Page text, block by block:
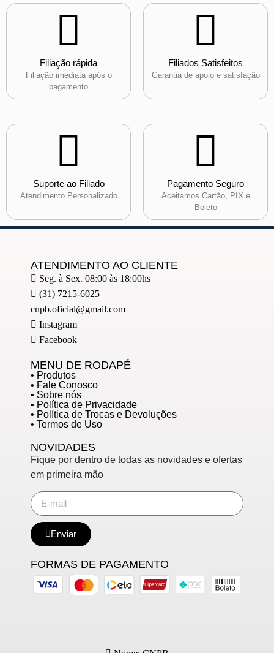
Filiação rápida
Filiação imediata após o
pagamento
Filiados Satisfeitos
Garantia de apoio e satisfação
Suporte ao Filiado
Atendimento Personalizado
Pagamento Seguro
Aceitamos Cartão, PIX e
Boleto
ATENDIMENTO AO CLIENTE
Seg. à Sex. 08:00 às 18:00hs
(31) 7215-6025
cnpb.oficial@gmail.com
Instagram
Facebook
MENU DE RODAPÉ
• Produtos
• Fale Conosco
• Sobre nós
• Política de Privacidade
• Política de Trocas e Devoluções
• Termos de Uso
NOVIDADES
Fique por dentro de todas as novidades e ofertas
em primeira mão
Enviar
FORMAS DE PAGAMENTO